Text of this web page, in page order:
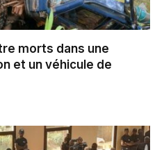
morts dans une
et un véhicule de